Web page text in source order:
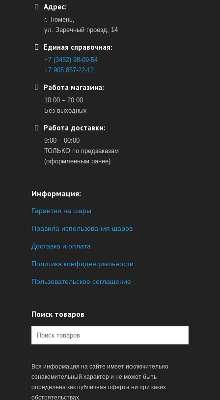
Адрес:
г. Тюмень,
ул. Заречный проезд, 14
Единая справочная:
+7 (3452) 98-09-54
+7 905 857-22-12
Работа магазина:
10:00 – 20:00
Без выходных
Работа доставки:
9:00 – 00:00
ТОЛЬКО по предзаказам
(оформленным ранее).
Информация:
Гарантия на шары
Правила использования шаров
Доставка и оплата
Политика конфиденциальности
Пользовательское соглашение
Поиск товаров
Вся информация на сайте имеет исключительно
ознакомительный характер и не может быть
определена как публичная оферта ни при каких
обстоятельствах.